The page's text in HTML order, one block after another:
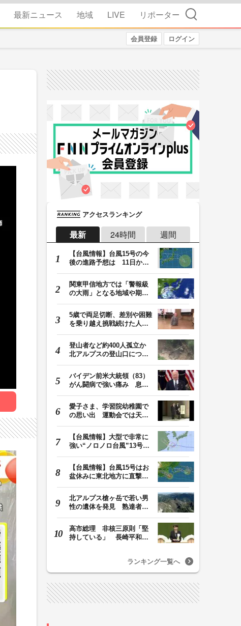
最新ニュース 地域 LIVE リポーター 検索
会員登録 ログイン
アクセスランキング
最新 24時間 週間
【台風情報】台風15号の今
後の進路予想は 11日から
関東甲信地方では「警報級
の大雨」となる地域や期間
5歳で両足切断、差別や困難
を乗り越え挑戦続けた人
登山者など約400人孤立か
北アルプスの登山口につな
バイデン前米大統領（83）
がん闘病で強い痛み 息子
愛子さま、学習院幼稚園で
の思い出 運動会では天皇
【台風情報】大型で非常に
強い“ノロノロ台風”13号の
【台風情報】台風15号はお
盆休みに東北地方に直撃す
北アルプス槍ヶ岳で若い男
性の遺体を発見 熟達者向
高市総理 非核三原則「堅
持している」 長崎平和祈
ランキング一覧へ